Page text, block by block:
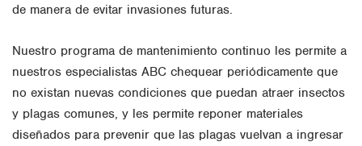
de manera de evitar invasiones futuras.
Nuestro programa de mantenimiento continuo les permite a
nuestros especialistas ABC chequear periódicamente que
no existan nuevas condiciones que puedan atraer insectos
y plagas comunes, y les permite reponer materiales
diseñados para prevenir que las plagas vuelvan a ingresar